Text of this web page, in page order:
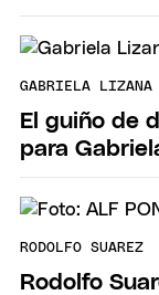
GABRIELA LIZANA
El guiño de
para
RODOLFO SUAREZ
Rodolfo